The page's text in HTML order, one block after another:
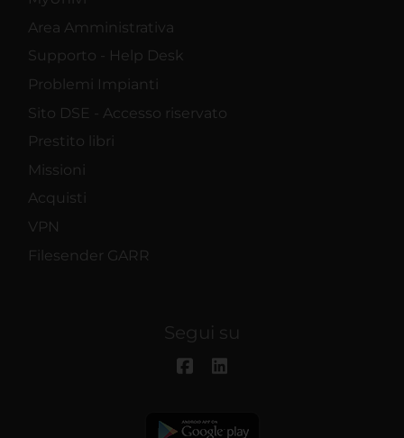
Area Amministrativa
Supporto - Help Desk
Problemi Impianti
Sito DSE - Accesso riservato
Prestito libri
Missioni
Acquisti
VPN
Filesender GARR
Segui su